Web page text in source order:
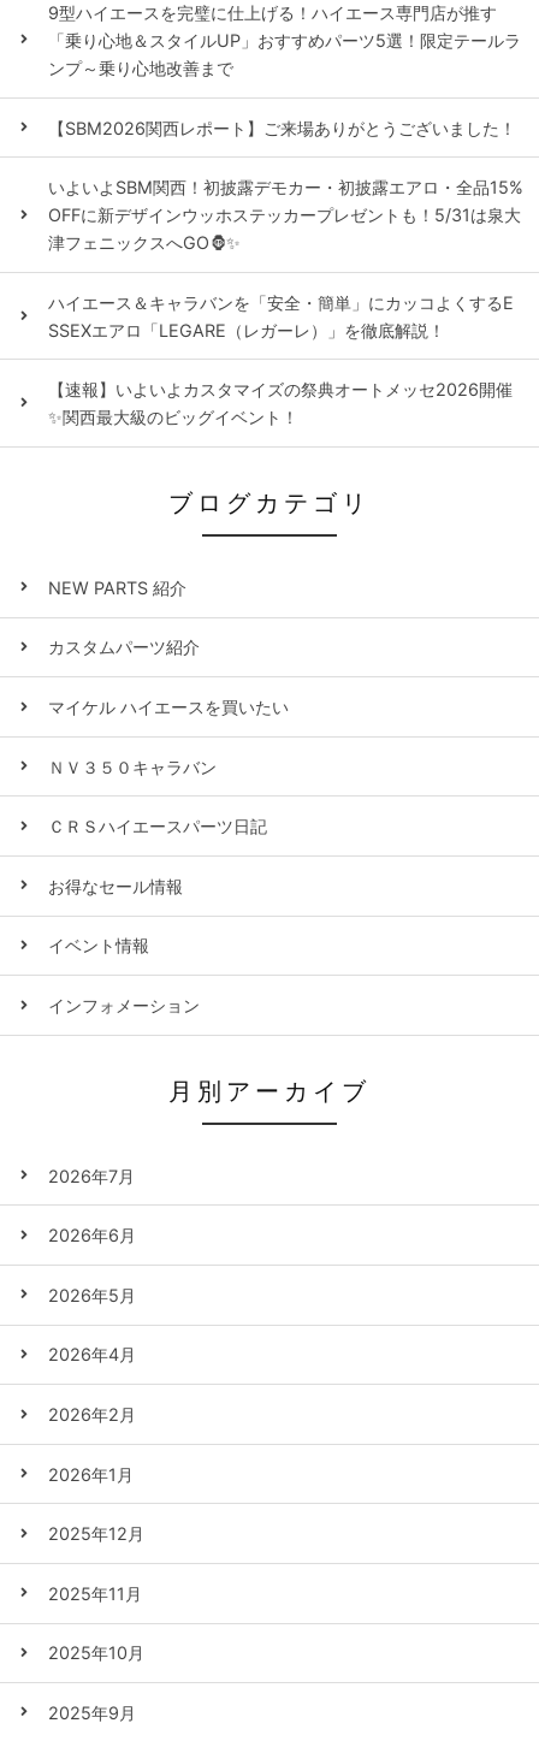
9型ハイエースを完璧に仕上げる！ハイエース専門店が推す
「乗り心地＆スタイルUP」おすすめパーツ5選！限定テールラ
ンプ～乗り心地改善まで
【SBM2026関西レポート】ご来場ありがとうございました！
いよいよSBM関西！初披露デモカー・初披露エアロ・全品15%
OFFに新デザインウッホステッカープレゼントも！5/31は泉大
津フェニックスへGO🦍✨
ハイエース＆キャラバンを「安全・簡単」にカッコよくするE
SSEXエアロ「LEGARE（レガーレ）」を徹底解説！
【速報】いよいよカスタマイズの祭典オートメッセ2026開催
✨関西最大級のビッグイベント！
ブログカテゴリ
NEW PARTS 紹介
カスタムパーツ紹介
マイケル ハイエースを買いたい
ＮＶ３５０キャラバン
ＣＲＳハイエースパーツ日記
お得なセール情報
イベント情報
インフォメーション
月別アーカイブ
2026年7月
2026年6月
2026年5月
2026年4月
2026年2月
2026年1月
2025年12月
2025年11月
2025年10月
2025年9月